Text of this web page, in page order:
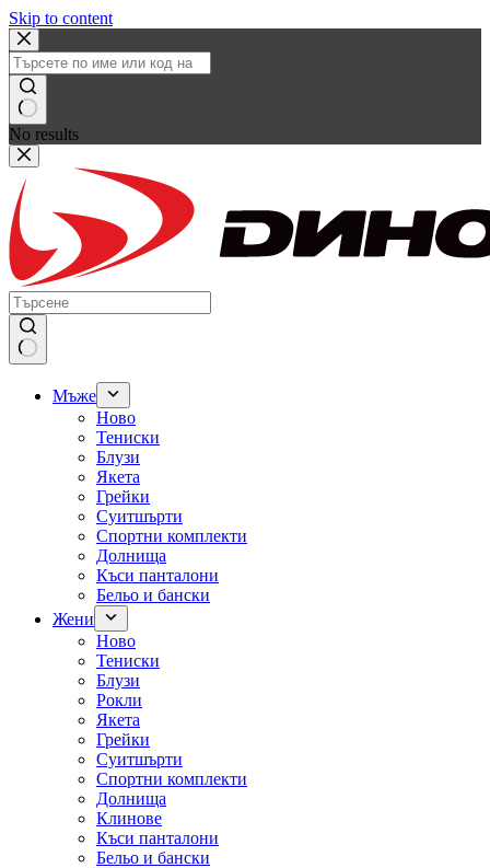
Skip to content
No results
Мъже
Ново
Тениски
Блузи
Якета
Грейки
Суитшърти
Спортни комплекти
Долнища
Къси панталони
Бельо и бански
Жени
Ново
Тениски
Блузи
Рокли
Якета
Грейки
Суитшърти
Спортни комплекти
Долнища
Клинове
Къси панталони
Бельо и бански